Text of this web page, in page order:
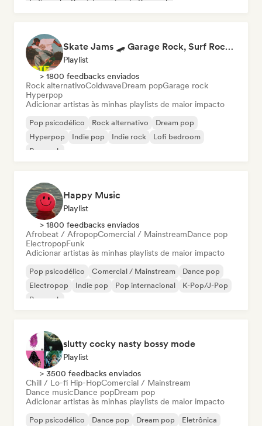
Indie rock Pop internacional Pop rock
Skate Jams 🛹 Garage Rock, Surf Rock & Neo-Psych
Playlist
> 1800 feedbacks enviados
Rock alternativoColdwaveDream popGarage rock
Hyperpop
Adicionar artistas às minhas playlists de maior impacto
Pop psicodélico Rock alternativo
Dream pop
Hyperpop
Indie pop Indie rock
Lofi bedroom
Pop rock
Happy Music
Playlist
> 1800 feedbacks enviados
Afrobeat / AfropopComercial / MainstreamDance pop
ElectropopFunk
Adicionar artistas às minhas playlists de maior impacto
Pop psicodélico Comercial / Mainstream
Dance pop
Electropop
Indie pop Pop internacional
K-Pop/J-Pop
Pop rock
slutty cocky nasty bossy mode
Playlist
> 3500 feedbacks enviados
Chill / Lo-fi Hip-HopComercial / Mainstream
Dance musicDance popDream pop
Adicionar artistas às minhas playlists de maior impacto
Pop psicodélico Dance pop Dream pop
Eletrônica